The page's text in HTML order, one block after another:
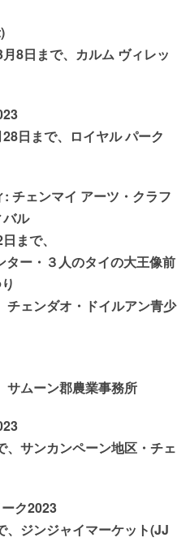
8日まで、カルム ヴィレッ
日まで、
ロイヤル パーク
チェンマイ アーツ・クラフ
ル
まで、
ター・３人のタイの大王像前
ェンダオ・ドイルアン青少
サムーン郡農業事務所
サンカンペーン地区・チェ
ク2023
、ジンジャイマーケット(JJ